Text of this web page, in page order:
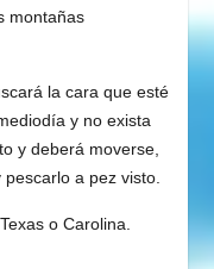
montañas
la cara que esté
y no exista
y deberá moverse,
a pez visto.
o Carolina.